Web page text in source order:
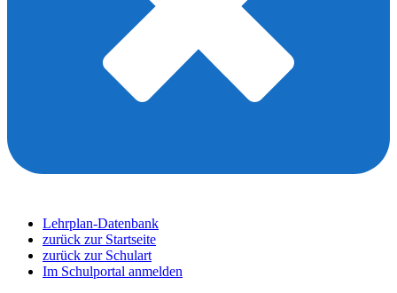
Lehrplan-Datenbank
zurück zur Startseite
zurück zur Schulart
Im Schulportal anmelden